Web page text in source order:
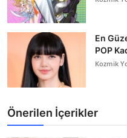
En
POP
Kozmik
Önerilen İçerikler